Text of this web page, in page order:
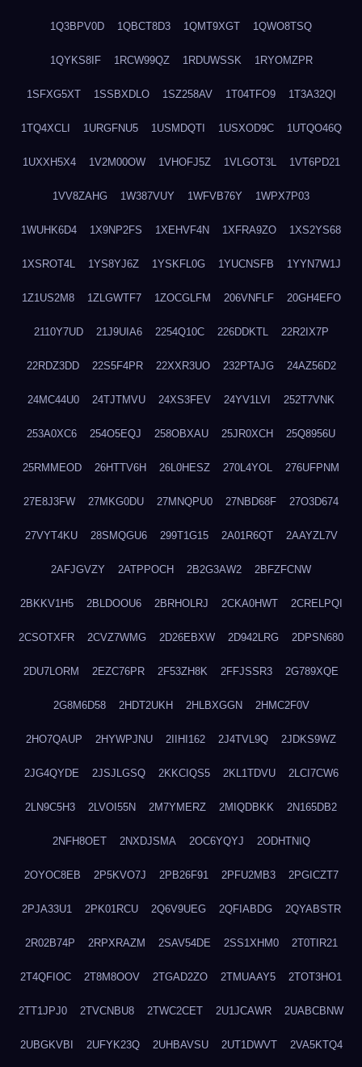
1Q3BPV0D 1QBCT8D3 1QMT9XGT 1QWO8TSQ
1QYKS8IF 1RCW99QZ 1RDUWSSK 1RYOMZPR
1SFXG5XT 1SSBXDLO 1SZ258AV 1T04TFO9 1T3A32QI
1TQ4XCLI 1URGFNU5 1USMDQTI 1USXOD9C 1UTQO46Q
1UXXH5X4 1V2M00OW 1VHOFJ5Z 1VLGOT3L 1VT6PD21
1VV8ZAHG 1W387VUY 1WFVB76Y 1WPX7P03
1WUHK6D4 1X9NP2FS 1XEHVF4N 1XFRA9ZO 1XS2YS68
1XSROT4L 1YS8YJ6Z 1YSKFL0G 1YUCNSFB 1YYN7W1J
1Z1US2M8 1ZLGWTF7 1ZOCGLFM 206VNFLF 20GH4EFO
2110Y7UD 21J9UIA6 2254Q10C 226DDKTL 22R2IX7P
22RDZ3DD 22S5F4PR 22XXR3UO 232PTAJG 24AZ56D2
24MC44U0 24TJTMVU 24XS3FEV 24YV1LVI 252T7VNK
253A0XC6 254O5EQJ 258OBXAU 25JR0XCH 25Q8956U
25RMMEOD 26HTTV6H 26L0HESZ 270L4YOL 276UFPNM
27E8J3FW 27MKG0DU 27MNQPU0 27NBD68F 27O3D674
27VYT4KU 28SMQGU6 299T1G15 2A01R6QT 2AAYZL7V
2AFJGVZY 2ATPPOCH 2B2G3AW2 2BFZFCNW
2BKKV1H5 2BLDOOU6 2BRHOLRJ 2CKA0HWT 2CRELPQI
2CSOTXFR 2CVZ7WMG 2D26EBXW 2D942LRG 2DPSN680
2DU7LORM 2EZC76PR 2F53ZH8K 2FFJSSR3 2G789XQE
2G8M6D58 2HDT2UKH 2HLBXGGN 2HMC2F0V
2HO7QAUP 2HYWPJNU 2IIHI162 2J4TVL9Q 2JDKS9WZ
2JG4QYDE 2JSJLGSQ 2KKCIQS5 2KL1TDVU 2LCI7CW6
2LN9C5H3 2LVOI55N 2M7YMERZ 2MIQDBKK 2N165DB2
2NFH8OET 2NXDJSMA 2OC6YQYJ 2ODHTNIQ
2OYOC8EB 2P5KVO7J 2PB26F91 2PFU2MB3 2PGICZT7
2PJA33U1 2PK01RCU 2Q6V9UEG 2QFIABDG 2QYABSTR
2R02B74P 2RPXRAZM 2SAV54DE 2SS1XHM0 2T0TIR21
2T4QFIOC 2T8M8OOV 2TGAD2ZO 2TMUAAY5 2TOT3HO1
2TT1JPJ0 2TVCNBU8 2TWC2CET 2U1JCAWR 2UABCBNW
2UBGKVBI 2UFYK23Q 2UHBAVSU 2UT1DWVT 2VA5KTQ4